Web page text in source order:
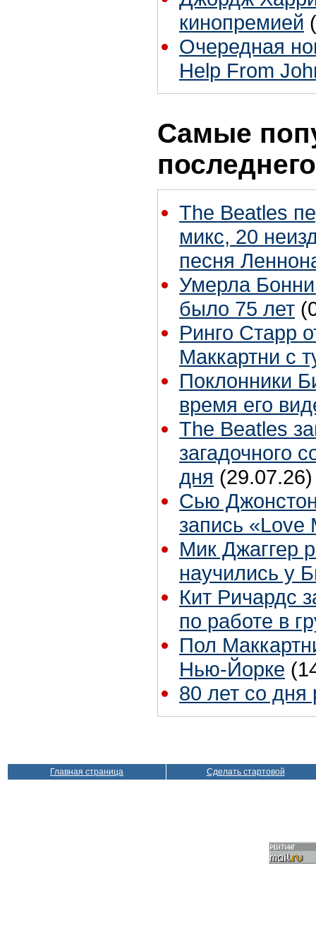
кинопремией
Очередная
Help From
Самые
The Beatles
микс, 20
песня
Умерла
было 75 лет
Ринго Старр
Маккартни с
Поклонники
время его
The Beatles
загадочного
дня (29.07.26)
Сью
запись «Love
Мик Джаггер
научились у
Кит Ричардс
по работе в
Пол
Нью-Йорке
80 лет со
Главная страница Сделать стартовой